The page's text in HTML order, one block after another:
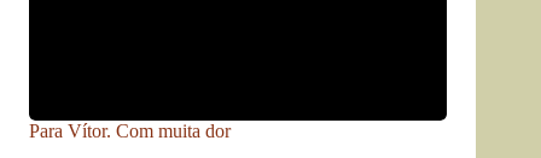
Para Vítor. Com muita dor